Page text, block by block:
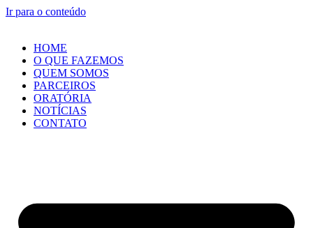
Ir para o conteúdo
HOME
O QUE FAZEMOS
QUEM SOMOS
PARCEIROS
ORATÓRIA
NOTÍCIAS
CONTATO